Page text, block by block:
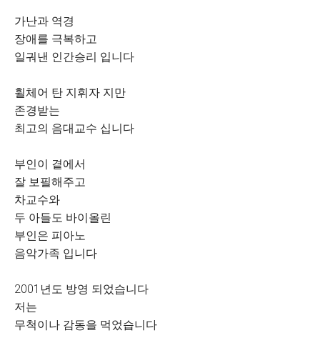
가난과 역경
장애를 극복하고
일궈낸 인간승리 입니다
휠체어 탄 지휘자 지만
존경받는
최고의 음대교수 십니다
부인이 곁에서
잘 보필해주고
차교수와
두 아들도 바이올린
부인은 피아노
음악가족 입니다
2001년도 방영 되었습니다
저는
무척이나 감동을 먹었습니다